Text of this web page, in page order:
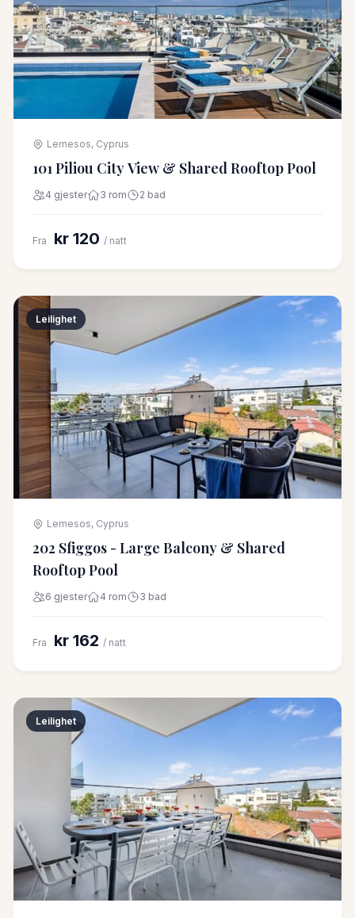
Lemesos, Cyprus
101 Piliou City View & Shared Rooftop Pool
4 gjester 3 rom 2 bad
Fra kr 120 / natt
Leilighet
Lemesos, Cyprus
202 Sfiggos - Large Balcony & Shared
Rooftop Pool
6 gjester 4 rom 3 bad
Fra kr 162 / natt
Leilighet